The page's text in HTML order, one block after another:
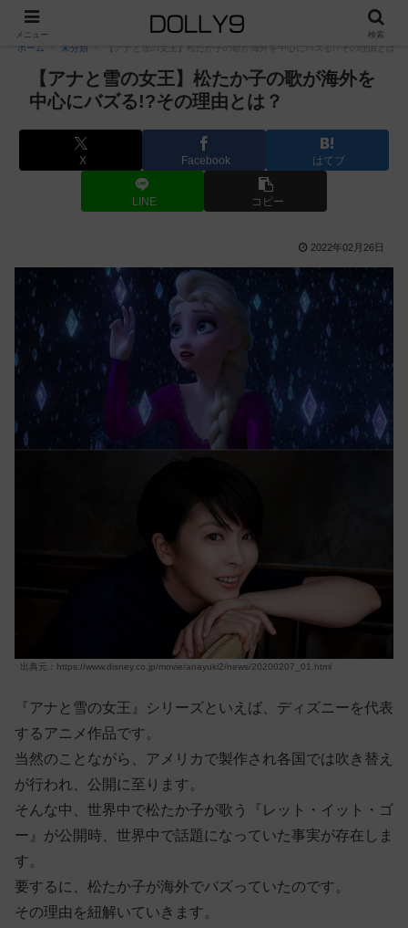
PR
ホーム 未分類 【アナと雪の女王】松たか子の歌が海外を中心にバズる!?その理由とは？
【アナと雪の女王】松たか子の歌が海外を
中心にバズる!?その理由とは？
X Facebook はてブ
LINE コピー
2022年02月26日
出典元：https://www.disney.co.jp/movie/anayuki2/news/20200207_01.html
『アナと雪の女王』シリーズといえば、ディズニーを代表
するアニメ作品です。
当然のことながら、アメリカで製作され各国では吹き替え
が行われ、公開に至ります。
そんな中、世界中で松たか子が歌う『レット・イット・ゴ
ー』が公開時、世界中で話題になっていた事実が存在しま
す。
要するに、松たか子が海外でバズっていたのです。
その理由を紐解いていきます。
メニュー 検索